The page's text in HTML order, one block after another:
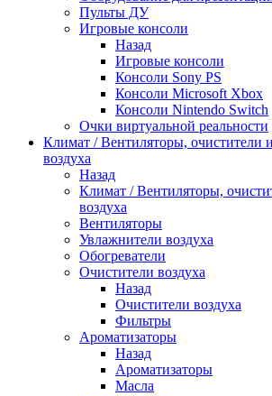
Пульты ДУ
Игровые консоли
Назад
Игровые консоли
Консоли Sony PS
Консоли Microsoft Xbox
Консоли Nintendo Switch
Очки виртуальной реальности
Климат / Вентиляторы, очистители
воздуха
Назад
Климат / Вентиляторы,
воздуха
Вентиляторы
Увлажнители воздуха
Обогреватели
Очистители воздуха
Назад
Очистители воздуха
Фильтры
Ароматизаторы
Назад
Ароматизаторы
Масла